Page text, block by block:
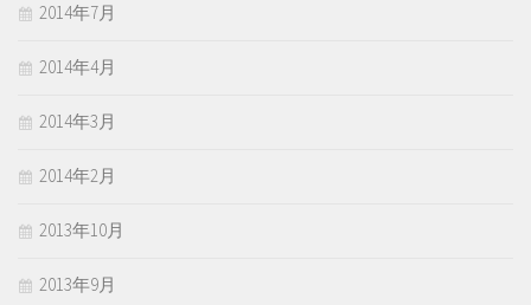
2014年7月
2014年4月
2014年3月
2014年2月
2013年10月
2013年9月